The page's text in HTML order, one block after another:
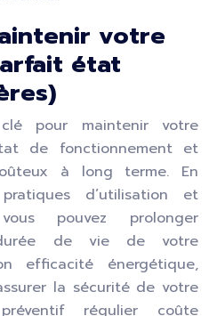
votre
état
pour maintenir votre
de fonctionnement et
à long terme. En
d’utilisation et
pouvez prolonger
durée de vie de votre
efficacité énergétique,
la sécurité de votre
régulier coûte